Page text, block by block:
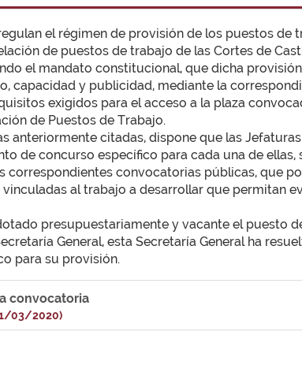
el régimen de provisión de los puestos de
de puestos de trabajo de las Cortes de
el mandato constitucional, que dicha
capacidad y publicidad, mediante la
exigidos para el acceso a la plaza
de Puestos de Trabajo.
anteriormente citadas, dispone que las
de concurso específico para cada una de ellas,
correspondientes convocatorias públicas, que
al trabajo a desarrollar que permitan
presupuestariamente y vacante el puesto
General, esta Secretaría General ha
para su provisión.
convocatoria
03/2020)